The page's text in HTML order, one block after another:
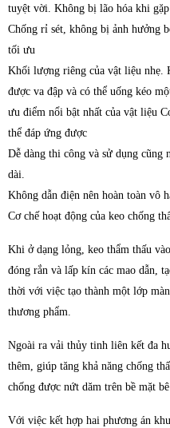
tuyệt vời. Không bị lão hóa khi
Chống rỉ sét, không bị ảnh hưởng
tối ưu
Khối lượng riêng của vật liệu nhẹ.
được va đập và có thể uống kéo
ưu điểm nổi bật nhất của vật liệu
thể đáp ứng được
Dễ dàng thi công và sử dụng
dài.
Không dẫn điện nên hoàn toàn vô
Cơ chế hoạt động của keo chống
Khi ở dạng lỏng, keo thẩm thấu
đóng rắn và lấp kín các mao dẫn,
thời với việc tạo thành một lớp
thương phẩm.
Ngoài ra vải thủy tinh liên kết đa
thêm, giúp tăng khả năng chống
chống được nứt dăm trên bề mặt
Với việc kết hợp hai phương án